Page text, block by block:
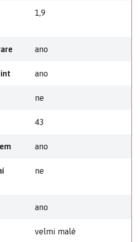
1,9
ano
ano
ne
43
ano
ne
ano
velmi malé